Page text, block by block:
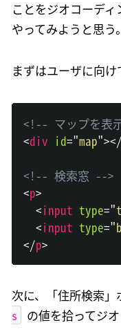
ことをジオコーデ
やってみようと思う。
まずはユーザに向け
<!-- マップを表
<div id="map"></
<!-- 検索窓 -->
<p>
<input type="
<input type="
</p>
次に、「住所検索」
s
の値を拾ってジ